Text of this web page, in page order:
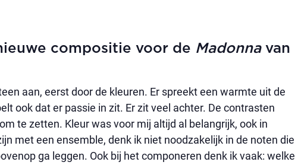
compositie voor de Madonnavan
aan, eerst door de kleuren. Er spreekt een warmte uit de
ook dat er passie in zit. Er zit veel achter. De contrasten
te zetten. Kleur was voor mij altijd al belangrijk, ook in
met een ensemble, denk ik niet noodzakelijk in de noten die
ga leggen. Ook bij het componeren denk ik vaak: welke